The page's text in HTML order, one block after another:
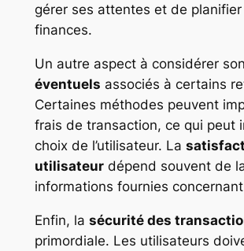
gérer ses attentes et de planifier
finances.
Un autre aspect à considérer
éventuels associés à certains
Certaines méthodes peuvent
frais de transaction, ce qui peut
choix de l’utilisateur. La
utilisateurdépend souvent de
informations fournies
Enfin, la sécurité des
primordiale. Les utilisateurs